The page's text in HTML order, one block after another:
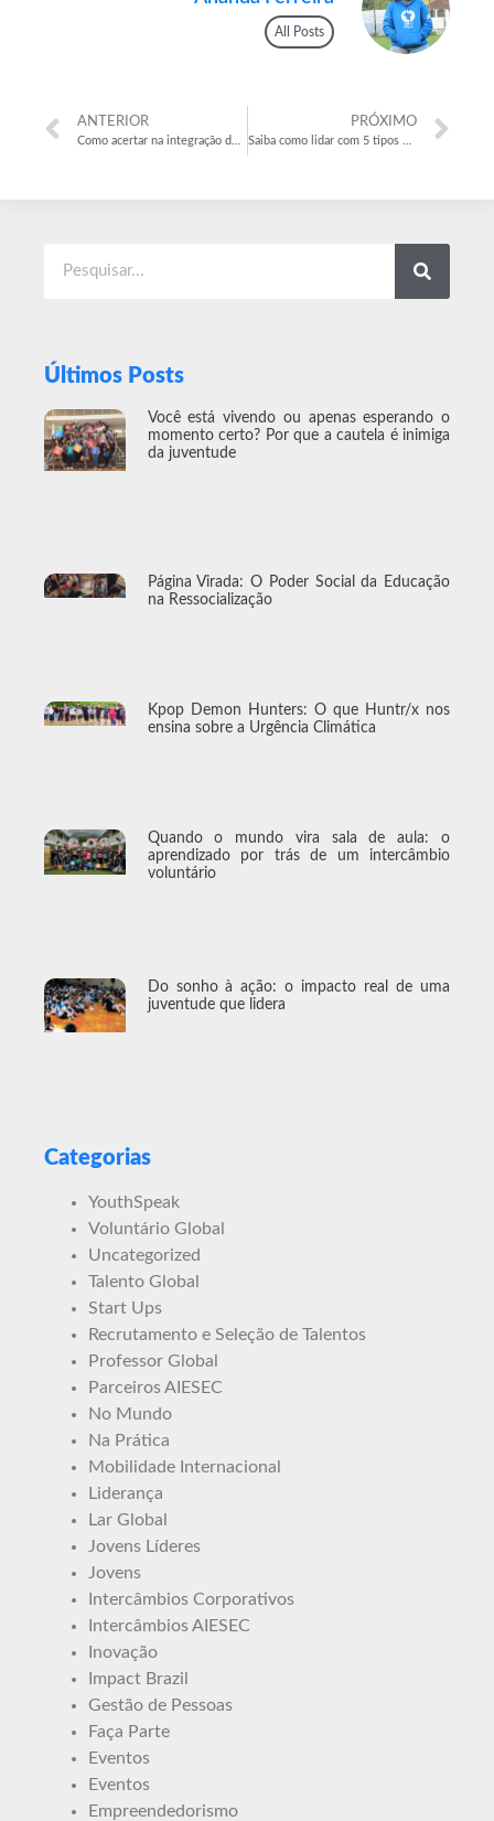
All Posts
ANTERIOR
Como acertar na integração de funcionários?
PRÓXIMO
Saiba como lidar com 5 tipos de voluntários
Últimos Posts
Você está vivendo ou apenas esperando o
momento certo? Por que a cautela é inimiga
da juventude
Página Virada: O Poder Social da Educação
na Ressocialização
Kpop Demon Hunters: O que Huntr/x nos
ensina sobre a Urgência Climática
Quando o mundo vira sala de aula: o
aprendizado por trás de um intercâmbio
voluntário
Do sonho à ação: o impacto real de uma
juventude que lidera
Categorias
YouthSpeak
Voluntário Global
Uncategorized
Talento Global
Start Ups
Recrutamento e Seleção de Talentos
Professor Global
Parceiros AIESEC
No Mundo
Na Prática
Mobilidade Internacional
Liderança
Lar Global
Jovens Líderes
Jovens
Intercâmbios Corporativos
Intercâmbios AIESEC
Inovação
Impact Brazil
Gestão de Pessoas
Faça Parte
Eventos
Eventos
Empreendedorismo